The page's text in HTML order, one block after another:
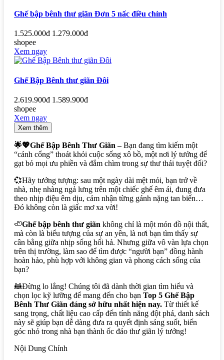
Ghế bập bênh thư giãn Đơn 5 nấc điều chỉnh
1.525.000đ 1.279.000đ
shopee
Xem ngay
Ghế Bập Bênh thư giãn Đôi
2.619.900đ 1.589.900đ
shopee
Xem ngay
Xem thêm
🌟💖Ghế Bập Bênh Thư Giãn –Bạn đang tìm kiếm một
“cánh cổng” thoát khỏi cuộc sống xô bồ, một nơi lý tưởng để
gạt bỏ mọi ưu phiền và đắm chìm trong sự thư thái tuyệt đối?
💞Hãy tưởng tượng: sau một ngày dài mệt mỏi, bạn trở về
nhà, nhẹ nhàng ngả lưng trên một chiếc ghế êm ái, đung đưa
theo nhịp điệu êm dịu, cảm nhận từng gánh nặng tan biến…
Đó không còn là giấc mơ xa vời!
🦥Ghế bập bênh thư giãn không chỉ là một món đồ nội thất,
mà còn là biểu tượng của sự an yên, là nơi bạn tìm thấy sự
cân bằng giữa nhịp sống hối hả. Nhưng giữa vô vàn lựa chọn
trên thị trường, làm sao để tìm được “người bạn” đồng hành
hoàn hảo, phù hợp với không gian và phong cách sống của
bạn?
🦝Đừng lo lắng! Chúng tôi đã dành thời gian tìm hiểu và
chọn lọc kỹ lưỡng để mang đến cho bạn Top 5 Ghế Bập
Bênh Thư Giãn đáng sở hữu nhất hiện nay. Từ thiết kế
sang trọng, chất liệu cao cấp đến tính năng đột phá, danh sách
này sẽ giúp bạn dễ dàng đưa ra quyết định sáng suốt, biến
góc nhỏ trong nhà bạn thành ốc đảo thư giãn lý tưởng!
Nội Dung Chính